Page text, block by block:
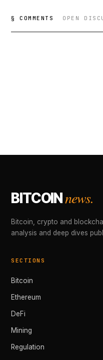
§ COMMENTS OPEN
BITCOINnews.
Bitcoin, crypto and
analysis and deep dives
SECTIONS
Bitcoin
Ethereum
DeFi
Mining
Regulation